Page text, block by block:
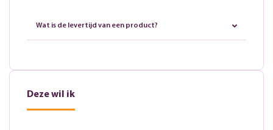
Wat is de levertijd van een product?
Deze wil ik